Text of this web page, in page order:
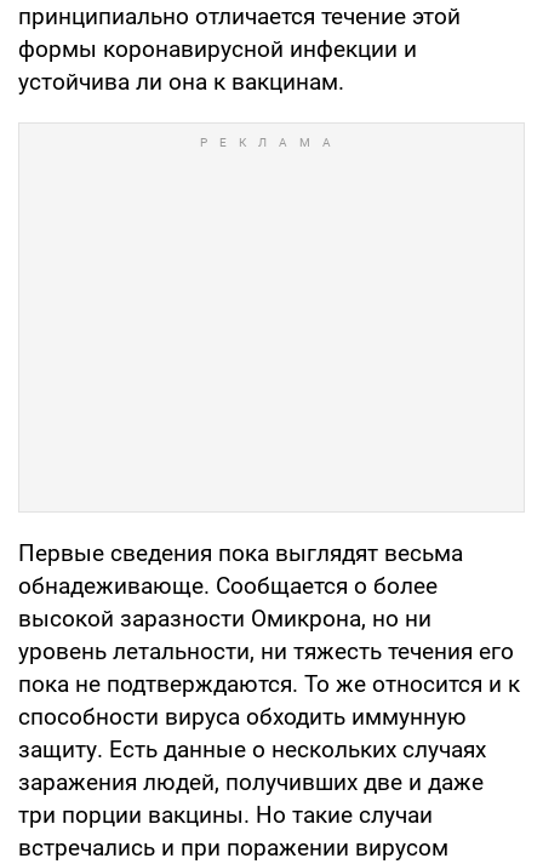
принципиально отличается течение этой
формы коронавирусной инфекции и
устойчива ли она к вакцинам.
Первые сведения пока выглядят весьма
обнадеживающе. Сообщается о более
высокой заразности Омикрона, но ни
уровень летальности, ни тяжесть течения его
пока не подтверждаются. То же относится и к
способности вируса обходить иммунную
защиту. Есть данные о нескольких случаях
заражения людей, получивших две и даже
три порции вакцины. Но такие случаи
встречались и при поражении вирусом